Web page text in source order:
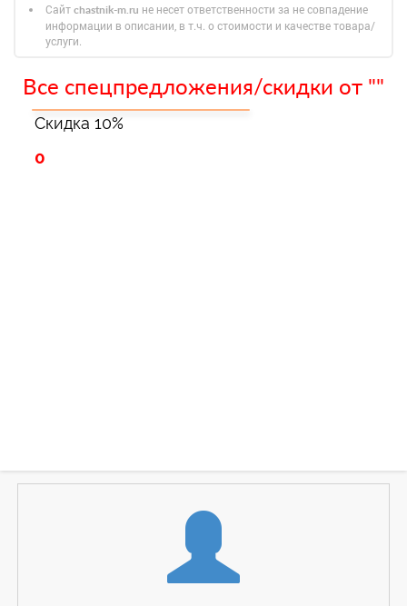
Сайт chastnik-m.ru не несет ответственности за не совпадение
информации в описании, в т.ч. о стоимости и качестве товара/
услуги.
Все спецпредложения/скидки от ""
Скидка 10%
0